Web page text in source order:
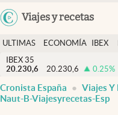
Viajes y recetas
Política
Actualidad
Criptomonedas
España
ULTIMAS
NOTICIAS
ECONOMÍA
FINANZAS
IBEX
EURO
IBEX 35
20.230,6
20.230,6 0.25%
Cronista España
Viajes Y
Naut-B-Viajesyrecetas-Esp